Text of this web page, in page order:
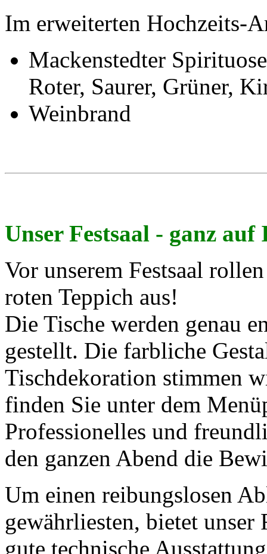
Im erweiterten Hochzeits-
Mackenstedter
Roter, Saurer, Grüner,
Weinbrand
Unser Festsaal - ganz
Vor unserem Festsaal
roten Teppich aus!
Die Tische werden genau
gestellt. Die farbliche
Tischdekoration stimmen
finden Sie unter dem
Professionelles und
den ganzen Abend die
Um einen reibungslosen
gewährliesten, bietet unser
gute technische